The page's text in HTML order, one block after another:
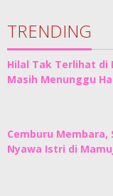
TRENDING
Hilal Tak Terlihat di
Masih Menunggu
Cemburu Membara,
Nyawa Istri di